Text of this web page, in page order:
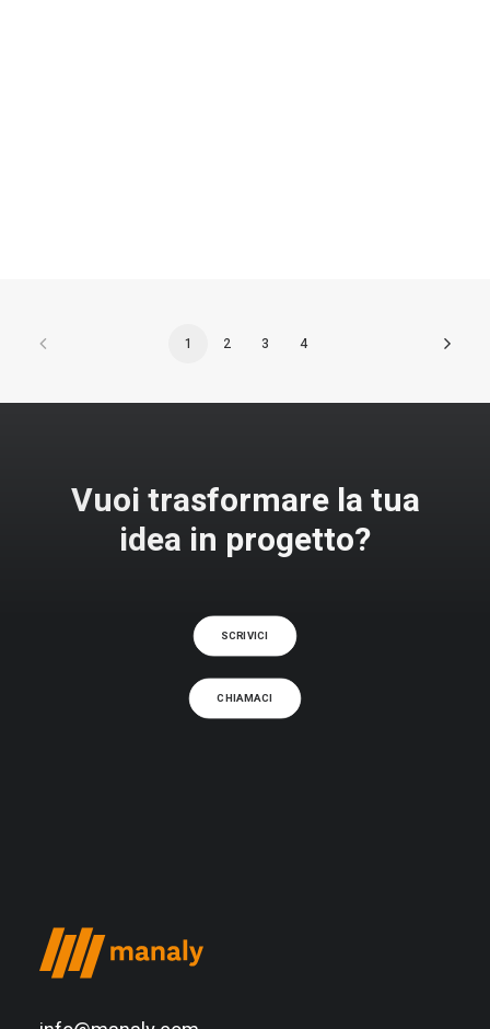
1 2 3 4
Vuoi trasformare la tua
idea in progetto?
SCRIVICI
CHIAMACI